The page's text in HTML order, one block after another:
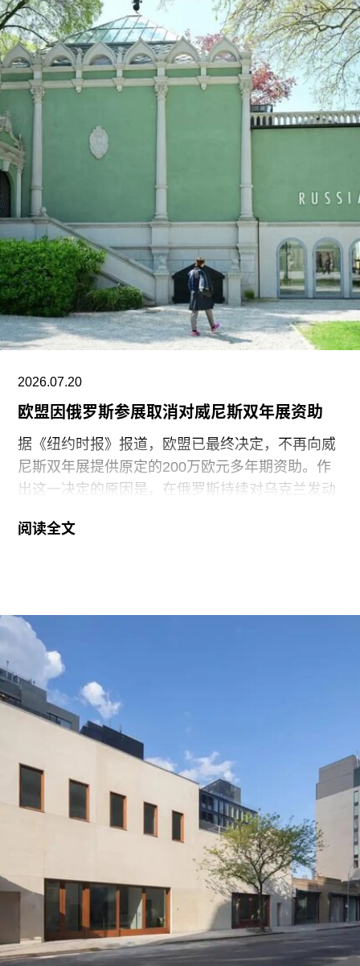
裔美国艺术家可可·福斯科（Coco Fusco）近日曾
撰文追问奥特罗·阿尔坎塔拉出狱后的下落。7月17
日，美国驻哈瓦那大使馆一名官员向《纽约时报》
透露，奥特罗·阿尔坎塔拉已获发人道主义签证，能
够进入美国，开始其被迫流亡的生活。
奥特罗·阿尔坎塔拉于2018年与一群艺术家、记者
和学者共同创立了圣伊西德罗运动（San Isidro
Movement）。该组织参与反对古巴政府、倡导民
主的社会运动。他还参与创作了抗议歌曲《祖国与
生命》（Homeland and Life），这首抗议颂歌在
2021年获两项拉丁格莱美奖，并已成为古巴反对派
的象征。
据美联社报道，古巴当局提出以强制流放为条件换
取奥特罗·阿尔坎塔拉的自由。当他抵达迈阿密时，
迎接他。获释时，奥特罗·阿尔坎塔拉是古巴最受国
际关注的政治犯之一，该国正因美国实施的石油封
2026.07.20
欧盟因俄罗斯参展取消对威尼斯双年展资助
据《纽约时报》报道，欧盟已最终决定，不再向威
尼斯双年展提供原定的200万欧元多年期资助。作
出这一决定的原因是，在俄罗斯持续对乌克兰发动
双年展。
展形式重返国家馆后，欧盟即表示将撤回资助。4
月，欧盟正式确认取消拨款，但给予双年展30天时
间提出申诉。此次最终决定是在对申诉进行审查后
作出的。
欧盟委员会发言人托马斯·雷尼耶（Thomas
Regnier）在一份声明中表示：“由欧洲纳税人资金
支持的文化活动，应当捍卫民主价值，促进开放对
话、多元性和言论自由。”他同时指出，这些价值观
“在今天的俄罗斯并未得到尊重”。
这笔被取消的资助对威尼斯双年展整体财政影响有
限，但撤资本身无疑是欧盟对双年展组织方的一次
严厉谴责。2022年2月俄罗斯入侵乌克兰后，双年
展曾发表声明称，不会接受“任何与俄罗斯政府存在
形式关联的官方代表团、机构或个人”参与其举办的
任何活动。
阅读全文